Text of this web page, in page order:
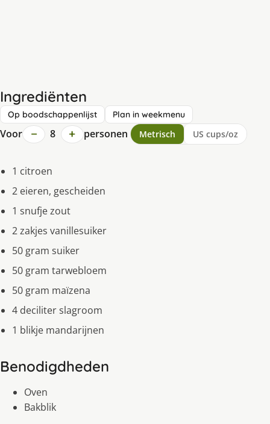
Ingrediënten
Op boodschappenlijst Plan in weekmenu
Voor − 8 + personen Metrisch US cups/oz
1 citroen
2 eieren, gescheiden
1 snufje zout
2 zakjes vanillesuiker
50 gram suiker
50 gram tarwebloem
50 gram maïzena
4 deciliter slagroom
1 blikje mandarijnen
Benodigdheden
Oven
Bakblik